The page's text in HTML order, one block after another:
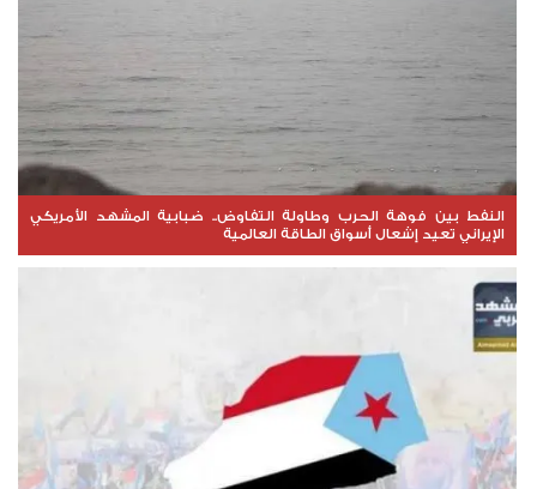
النفط بين فوهة الحرب وطاولة التفاوض.. ضبابية المشهد الأمريكي
الإيراني تعيد إشعال أسواق الطاقة العالمية